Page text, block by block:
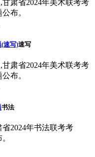
肃省2024年美术联考考
布。
(速写)速写
肃省2024年美术联考考
布。
书法
2024年书法联考考